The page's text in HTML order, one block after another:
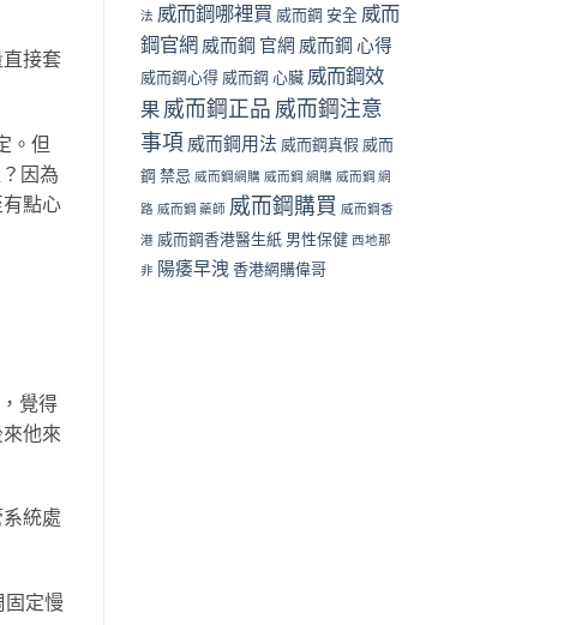
接套
。但
因為
點心
覺得
他來
統處
固定慢
法 威而鋼哪裡買 威而鋼 安全 威而
鋼官網 威而鋼 官網 威而鋼 心得
威而鋼心得 威而鋼 心臟 威而鋼效
果 威而鋼正品 威而鋼注意
事項 威而鋼用法 威而鋼真假 威而
鋼 禁忌 威而鋼網購 威而鋼 網購 威而鋼 網
路 威而鋼 藥師 威而鋼購買 威而鋼香
港 威而鋼香港醫生紙 男性保健 西地那
非 陽痿早洩 香港網購偉哥